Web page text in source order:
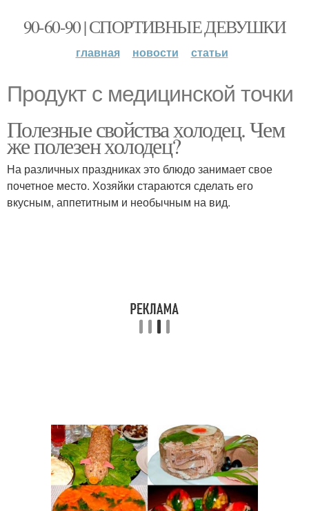
90-60-90 | СПОРТИВНЫЕ ДЕВУШКИ
главная новости статьи
Продукт с медицинской точки
Полезные свойства холодец. Чем
же полезен холодец?
На различных праздниках это блюдо занимает свое
почетное место. Хозяйки стараются сделать его
вкусным, аппетитным и необычным на вид.